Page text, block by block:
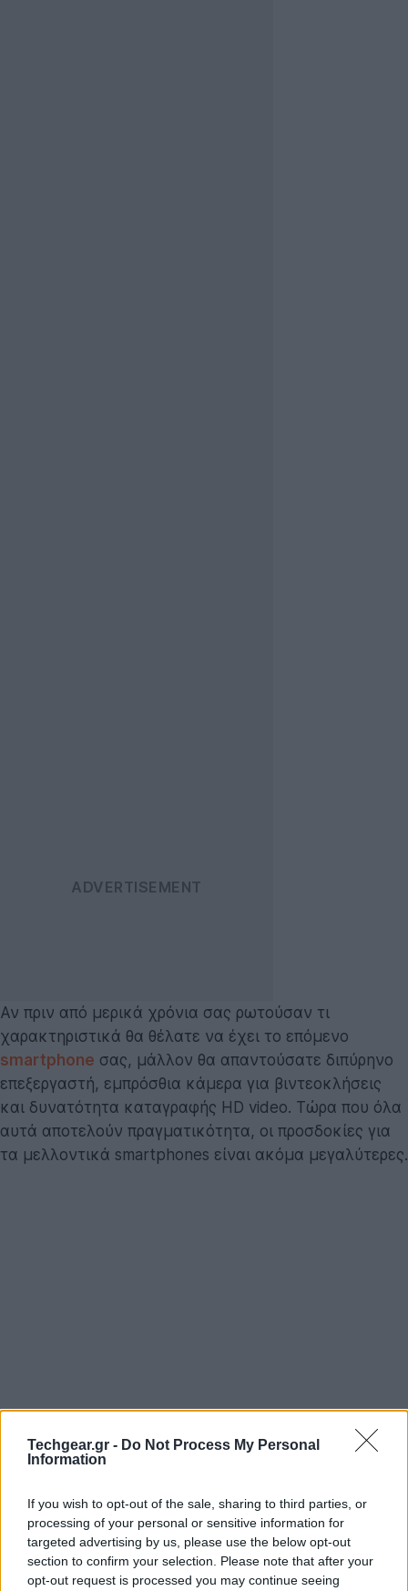
Techgear.gr - Do Not Process My Personal
Information
If you wish to opt-out of the sale, sharing to third parties, or
processing of your personal or sensitive information for
targeted advertising by us, please use the below opt-out
section to confirm your selection. Please note that after your
opt-out request is processed you may continue seeing
Αν πριν από μερικά χρόνια σας ρωτούσαν τι
χαρακτηριστικά θα θέλατε να έχει το επόμενο
smartphone σας, μάλλον θα απαντούσατε διπύρηνο
επεξεργαστή, εμπρόσθια κάμερα για βιντεοκλήσεις
και δυνατότητα καταγραφής HD video. Τώρα που όλα
αυτά αποτελούν πραγματικότητα, οι προσδοκίες για
τα μελλοντικά smartphones είναι ακόμα μεγαλύτερες.